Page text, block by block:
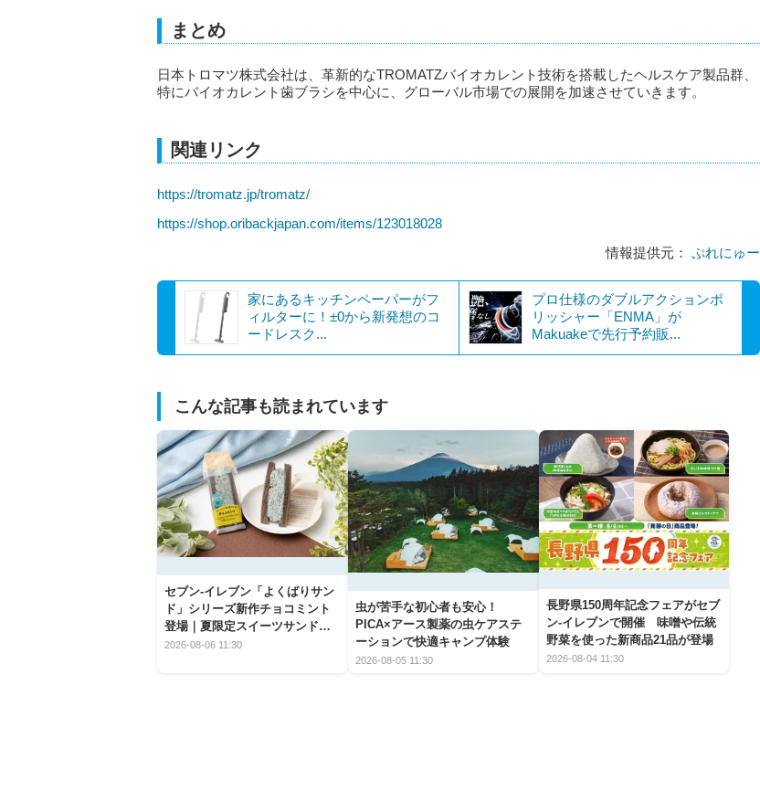
まとめ
日本トロマツ株式会社は、革新的なTROMATZバイオカレント技術を搭載したヘルスケア製品群、
特にバイオカレント歯ブラシを中心に、グローバル市場での展開を加速させていきます。
関連リンク
https://tromatz.jp/tromatz/
https://shop.oribackjapan.com/items/123018028
情報提供元： ぷれにゅー
家にあるキッチンペーパーがフ
ィルターに！±0から新発想のコ
ードレスク...
プロ仕様のダブルアクションポ
リッシャー「ENMA」が
Makuakeで先行予約販...
こんな記事も読まれています
セブン‐イレブン「よくばりサン
ド」シリーズ新作チョコミント
登場｜夏限定スイーツサンドの
爽快な魅力
2026-08-06 11:30
虫が苦手な初心者も安心！
PICA×アース製薬の虫ケアステ
ーションで快適キャンプ体験
2026-08-05 11:30
長野県150周年記念フェアがセブ
ン-イレブンで開催 味噌や伝統
野菜を使った新商品21品が登場
2026-08-04 11:30